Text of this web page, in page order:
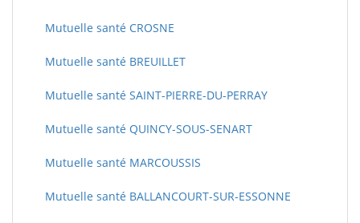
Mutuelle santé CROSNE
Mutuelle santé BREUILLET
Mutuelle santé SAINT-PIERRE-DU-PERRAY
Mutuelle santé QUINCY-SOUS-SENART
Mutuelle santé MARCOUSSIS
Mutuelle santé BALLANCOURT-SUR-ESSONNE